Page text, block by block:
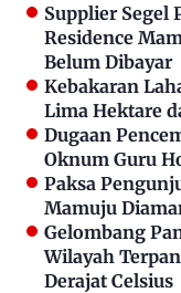
Supplier Segel
Residence
Belum Dibayar
Kebakaran
Lima Hektare
Dugaan
Oknum Guru
Paksa
Mamuju
Gelombang
Wilayah
Derajat Celsius